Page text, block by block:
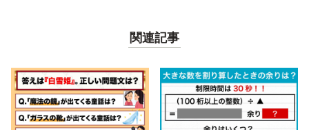
関連記事